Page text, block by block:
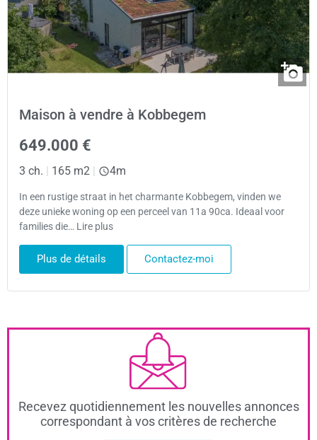
Maison à vendre à Kobbegem
649.000 €
3 ch. | 165 m2 | 4m
In een rustige straat in het charmante Kobbegem, vinden we
deze unieke woning op een perceel van 11a 90ca. Ideaal voor
families die… Lire plus
Plus de détails Contactez-moi
Recevez quotidiennement les nouvelles annonces
correspondant à vos critères de recherche